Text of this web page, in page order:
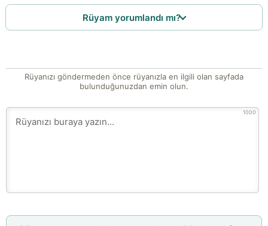
Rüyam yorumlandı mı?
Rüyanızı göndermeden önce rüyanızla en ilgili olan sayfada
bulunduğunuzdan emin olun.
1000